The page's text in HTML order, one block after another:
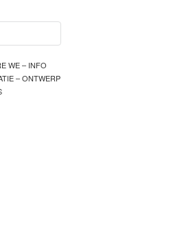
WE – INFO
– ONTWERP